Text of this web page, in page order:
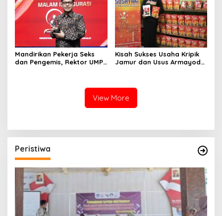
Mandirikan Pekerja Seks
dan Pengemis, Rektor UMP
Kisah Sukses Usaha Kripik
Jamur dan Usus Armayoda,
View More
Peristiwa